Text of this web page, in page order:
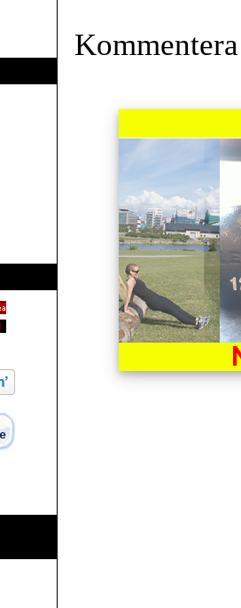
Kommentera